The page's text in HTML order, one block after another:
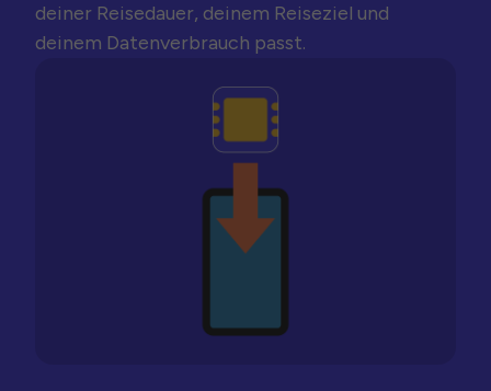
deiner Reisedauer, deinem Reiseziel und
deinem Datenverbrauch passt.